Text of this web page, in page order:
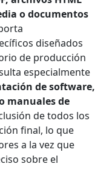
o documentos
diseñados
de producción
especialmente
de software,
manuales de
de todos los
final, lo que
a la vez que
sobre el